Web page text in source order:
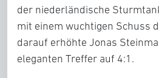
der niederländische
mit einem wuchtigen Schuss
darauf erhöhte Jonas
eleganten Treffer auf 4:1.